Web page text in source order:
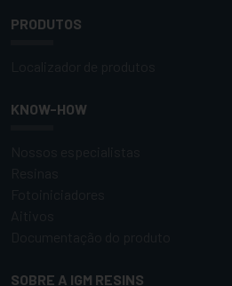
PRODUTOS
KNOW-HOW
SOBRE A IGM RESINS